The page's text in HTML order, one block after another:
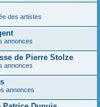
des artistes
annonces
de Pierre Stolze
annonces
annonces